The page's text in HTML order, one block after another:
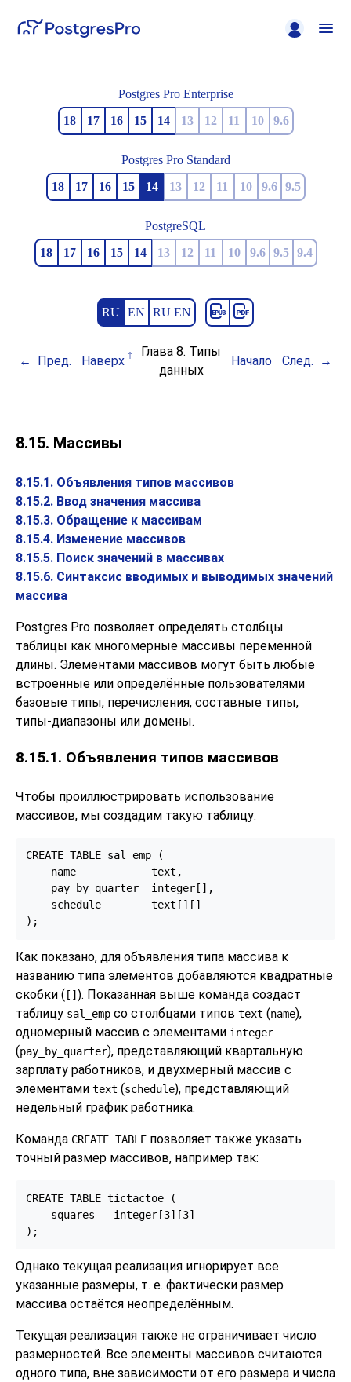
Postgres Pro Enterprise
18
17 16 15 14 13 12 11 10 9.6
Postgres Pro Standard
18
17 16 15 14 13 12 11 10 9.6 9.5
PostgreSQL
18
17 16 15 14 13 12 11 10 9.6 9.5 9.4
RU EN RU EN
Пред. Наверх
Глава 8. Типы
данных
Начало След.
8.15. Массивы
8.15.1. Объявления типов массивов
8.15.2. Ввод значения массива
8.15.3. Обращение к массивам
8.15.4. Изменение массивов
8.15.5. Поиск значений в массивах
8.15.6. Синтаксис вводимых и выводимых значений
массива
Postgres Pro позволяет определять столбцы
таблицы как многомерные массивы переменной
длины. Элементами массивов могут быть любые
встроенные или определённые пользователями
базовые типы, перечисления, составные типы,
типы-диапазоны или домены.
8.15.1. Объявления типов массивов
Чтобы проиллюстрировать использование
массивов, мы создадим такую таблицу:
CREATE TABLE sal_emp (
    name            text,
    pay_by_quarter  integer[],
    schedule        text[][]
);
Как показано, для объявления типа массива к
названию типа элементов добавляются квадратные
скобки ( [] ). Показанная выше команда создаст
таблицу sal_emp со столбцами типов text (name),
одномерный массив с элементами integer
(pay_by_quarter), представляющий квартальную
зарплату работников, и двухмерный массив с
элементами text (schedule), представляющий
недельный график работника.
Команда CREATE TABLE позволяет также указать
точный размер массивов, например так:
CREATE TABLE tictactoe (
    squares   integer[3][3]
);
Однако текущая реализация игнорирует все
указанные размеры, т. е. фактически размер
массива остаётся неопределённым.
Текущая реализация также не ограничивает число
размерностей. Все элементы массивов считаются
одного типа, вне зависимости от его размера и числа